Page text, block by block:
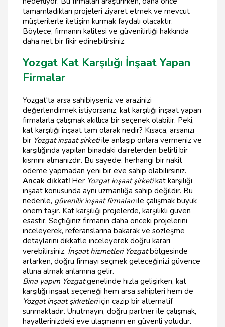
tamamladıkları projeleri ziyaret etmek ve mevcut
müşterilerle iletişim kurmak faydalı olacaktır.
Böylece, firmanın kalitesi ve güvenilirliği hakkında
daha net bir fikir edinebilirsiniz.
Yozgat Kat Karşılığı İnşaat Yapan
Firmalar
Yozgat'ta arsa sahibiyseniz ve arazinizi
değerlendirmek istiyorsanız, kat karşılığı inşaat yapan
firmalarla çalışmak akıllıca bir seçenek olabilir. Peki,
kat karşılığı inşaat tam olarak nedir? Kısaca, arsanızı
bir Yozgat inşaat şirketiile anlaşıp onlara vermeniz ve
karşılığında yapılan binadaki dairelerden belirli bir
kısmını almanızdır. Bu sayede, herhangi bir nakit
ödeme yapmadan yeni bir eve sahip olabilirsiniz.
Ancak dikkat! Her Yozgat inşaat şirketikat karşılığı
inşaat konusunda aynı uzmanlığa sahip değildir. Bu
nedenle, güvenilir inşaat firmalarıile çalışmak büyük
önem taşır. Kat karşılığı projelerde, karşılıklı güven
esastır. Seçtiğiniz firmanın daha önceki projelerini
inceleyerek, referanslarına bakarak ve sözleşme
detaylarını dikkatle inceleyerek doğru kararı
verebilirsiniz. İnşaat hizmetleri Yozgatbölgesinde
artarken, doğru firmayı seçmek geleceğinizi güvence
altına almak anlamına gelir.
Bina yapım Yozgatgenelinde hızla gelişirken, kat
karşılığı inşaat seçeneği hem arsa sahipleri hem de
Yozgat inşaat şirketleriiçin cazip bir alternatif
sunmaktadır. Unutmayın, doğru partner ile çalışmak,
hayallerinizdeki eve ulaşmanın en güvenli yoludur.